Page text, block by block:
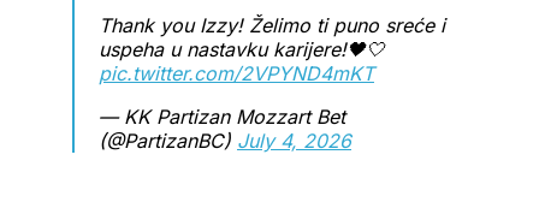
Thank you Izzy! Želimo ti puno sreće i
uspeha u nastavku karijere!🖤🤍
pic.twitter.com/2VPYND4mKT
— KK Partizan Mozzart Bet
(@PartizanBC) July 4, 2026